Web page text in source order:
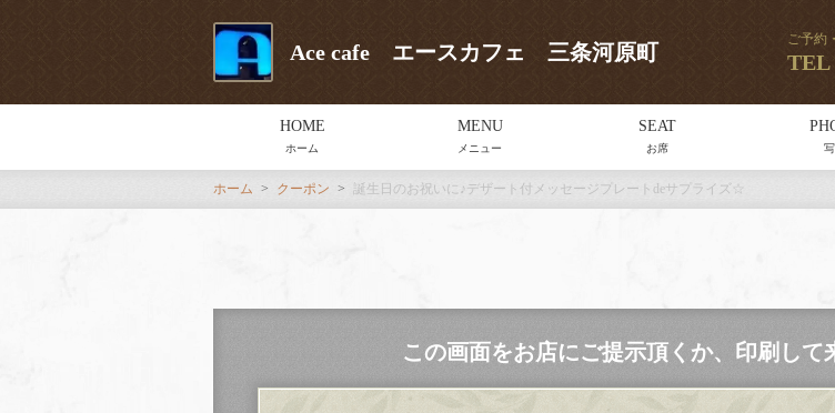
Ace cafe エースカフェ 三条河原町
ご予約
TEL
HOME
ホーム
MENU
メニュー
SEAT
お席
ホーム クーポン 誕生日のお祝いに♪デザート付メッセージプレートdeサプライズ☆
この画面をお店にご提示頂くか、印刷して